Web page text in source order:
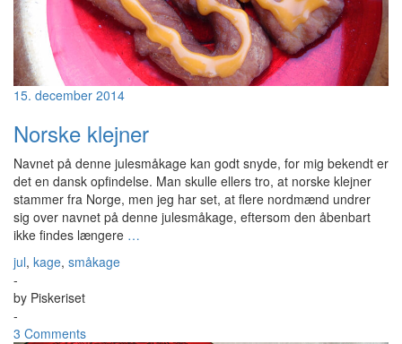
15. december 2014
Norske klejner
Navnet på denne julesmåkage kan godt snyde, for mig bekendt er
det en dansk opfindelse. Man skulle ellers tro, at norske klejner
stammer fra Norge, men jeg har set, at flere nordmænd undrer
sig over navnet på denne julesmåkage, eftersom den åbenbart
ikke findes længere …
jul, kage, småkage
-
by Piskeriset
-
3 Comments